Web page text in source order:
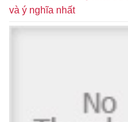
và ý nghĩa nhất